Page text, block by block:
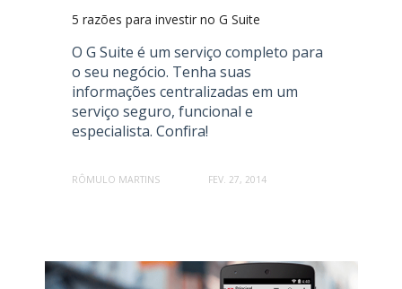
5 razões para investir no G Suite
O G Suite é um serviço completo para
o seu negócio. Tenha suas
informações centralizadas em um
serviço seguro, funcional e
especialista. Confira!
RÔMULO MARTINS FEV. 27, 2014